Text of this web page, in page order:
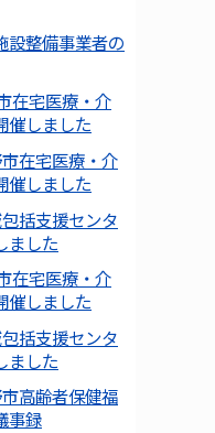
設整備事業者の
在宅医療・介
催しました
在宅医療・介
催しました
括支援センタ
ました
在宅医療・介
催しました
括支援センタ
ました
高齢者保健福
事録